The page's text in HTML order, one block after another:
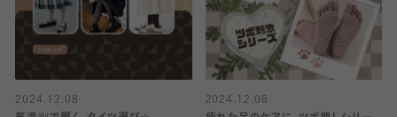
2024.12.08
2024.12.08